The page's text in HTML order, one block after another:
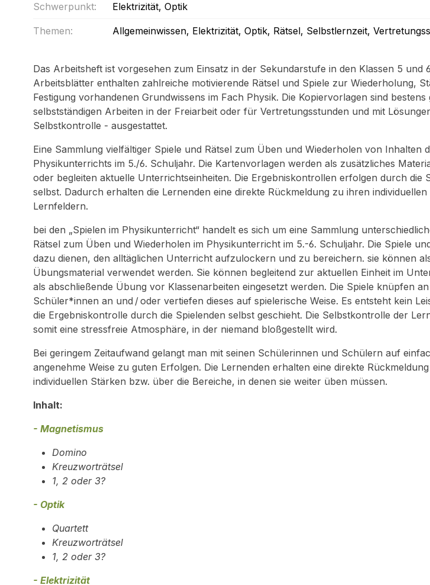
Schwerpunkt: Elektrizität, Optik
Themen: Allgemeinwissen, Elektrizität, Optik, Rätsel, Selbstlernzeit,
Das Arbeitsheft ist vorgesehen zum Einsatz in der Sekundarstufe in den Klassen 5 und
Arbeitsblätter enthalten zahlreiche motivierende Rätsel und Spiele zur Wiederholung,
Festigung vorhandenen Grundwissens im Fach Physik. Die Kopiervorlagen sind bestens
selbstständigen Arbeiten in der Freiarbeit oder für Vertretungsstunden und mit
Selbstkontrolle - ausgestattet.
Eine Sammlung vielfältiger Spiele und Rätsel zum Üben und Wiederholen von Inhalten
Physikunterrichts im 5./6. Schuljahr. Die Kartenvorlagen werden als zusätzliches
oder begleiten aktuelle Unterrichtseinheiten. Die Ergebniskontrollen erfolgen durch die
selbst. Dadurch erhalten die Lernenden eine direkte Rückmeldung zu ihren
Lernfeldern.
bei den „Spielen im Physikunterricht“ handelt es sich um eine Sammlung
Rätsel zum Üben und Wiederholen im Physikunterricht im 5.-6. Schuljahr. Die Spiele
dazu dienen, den alltäglichen Unterricht aufzulockern und zu bereichern. sie können
Übungsmaterial verwendet werden. Sie können begleitend zur aktuellen Einheit im
als abschließende Übung vor Klassenarbeiten eingesetzt werden. Die Spiele knüpfen
Schüler*innen an und / oder vertiefen dieses auf spielerische Weise. Es entsteht kein
die Ergebniskontrolle durch die Spielenden selbst geschieht. Die Selbstkontrolle der
somit eine stressfreie Atmosphäre, in der niemand bloßgestellt wird.
Bei geringem Zeitaufwand gelangt man mit seinen Schülerinnen und Schülern auf
angenehme Weise zu guten Erfolgen. Die Lernenden erhalten eine direkte
individuellen Stärken bzw. über die Bereiche, in denen sie weiter üben müssen.
Inhalt:
- Magnetismus
Domino
Kreuzworträtsel
1, 2 oder 3?
- Optik
Quartett
Kreuzworträtsel
1, 2 oder 3?
- Elektrizität